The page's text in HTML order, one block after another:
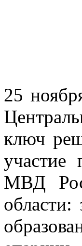
25
ключ
участие
МВД
области: